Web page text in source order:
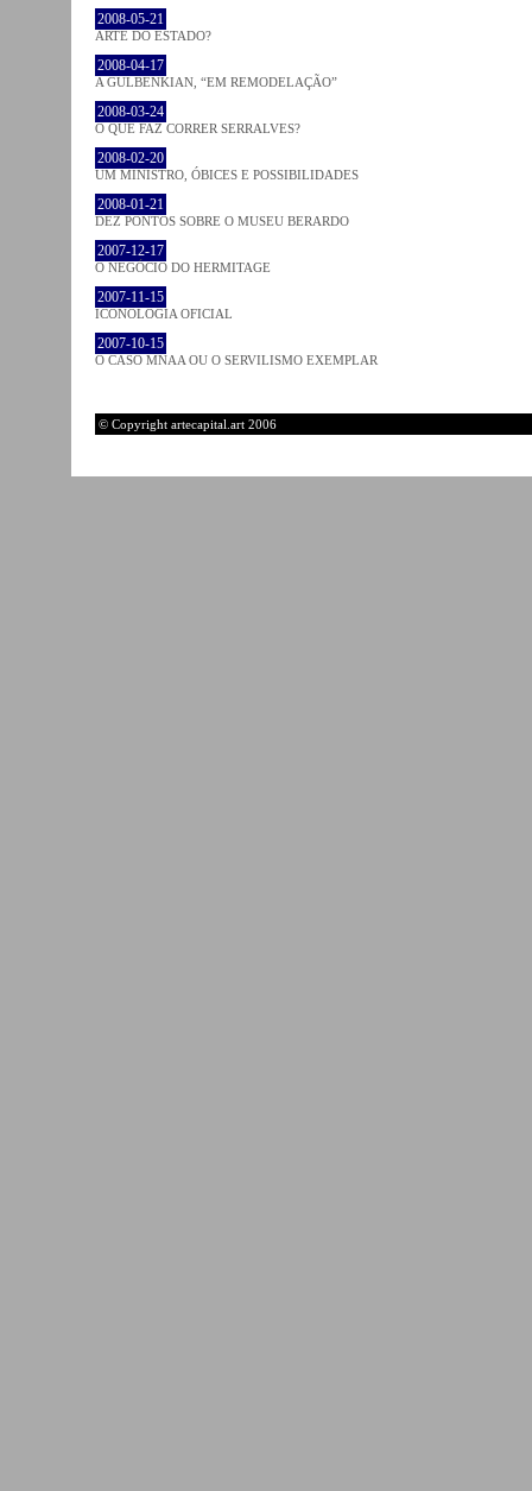
2008-05-21
ARTE DO ESTADO?
2008-04-17
A GULBENKIAN, “EM REMODELAÇÃO”
2008-03-24
O QUE FAZ CORRER SERRALVES?
2008-02-20
UM MINISTRO, ÓBICES E POSSIBILIDADES
2008-01-21
DEZ PONTOS SOBRE O MUSEU BERARDO
2007-12-17
O NEGÓCIO DO HERMITAGE
2007-11-15
ICONOLOGIA OFICIAL
2007-10-15
O CASO MNAA OU O SERVILISMO EXEMPLAR
© Copyright artecapital.art 2006